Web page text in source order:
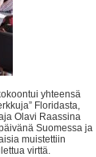
yhteensä
Floridasta,
Olavi Raassina
Suomessa ja
muistettiin
virttä.